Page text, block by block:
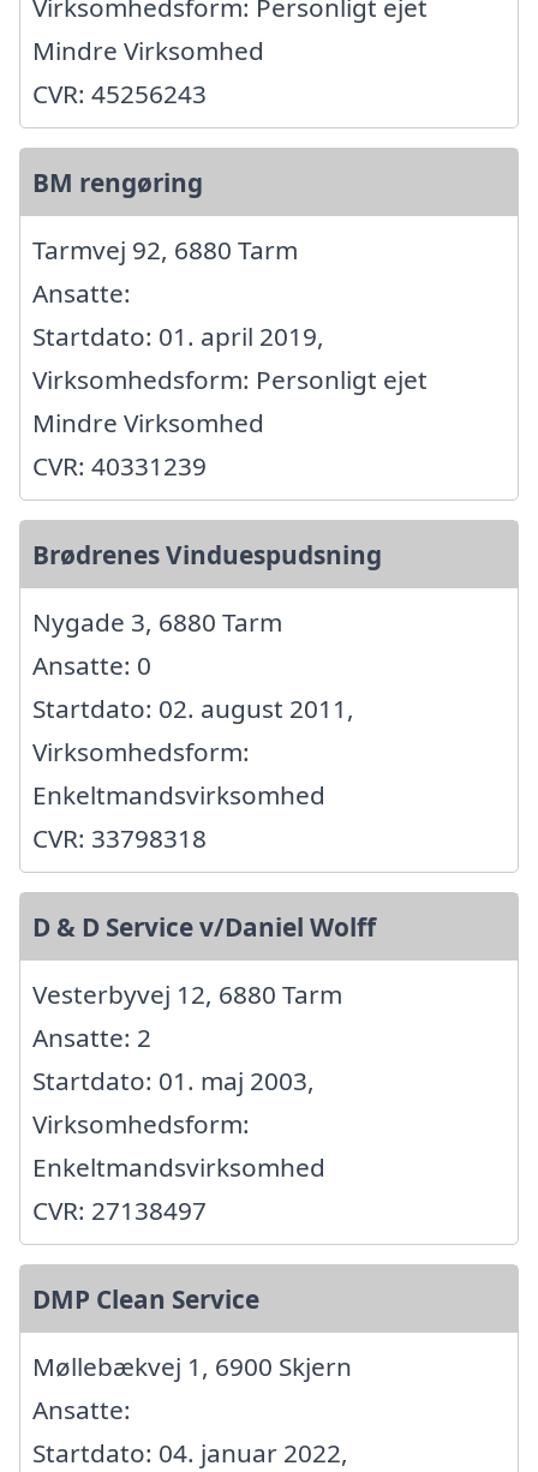
Mindre Virksomhed
CVR: 45256243
BM rengøring
Tarmvej 92, 6880 Tarm
Ansatte:
Startdato: 01. april 2019,
Virksomhedsform: Personligt ejet
Mindre Virksomhed
CVR: 40331239
Brødrenes Vinduespudsning
Nygade 3, 6880 Tarm
Ansatte: 0
Startdato: 02. august 2011,
Virksomhedsform:
Enkeltmandsvirksomhed
CVR: 33798318
D & D Service v/Daniel Wolff
Vesterbyvej 12, 6880 Tarm
Ansatte: 2
Startdato: 01. maj 2003,
Virksomhedsform:
Enkeltmandsvirksomhed
CVR: 27138497
DMP Clean Service
Møllebækvej 1, 6900 Skjern
Ansatte:
Startdato: 04. januar 2022,